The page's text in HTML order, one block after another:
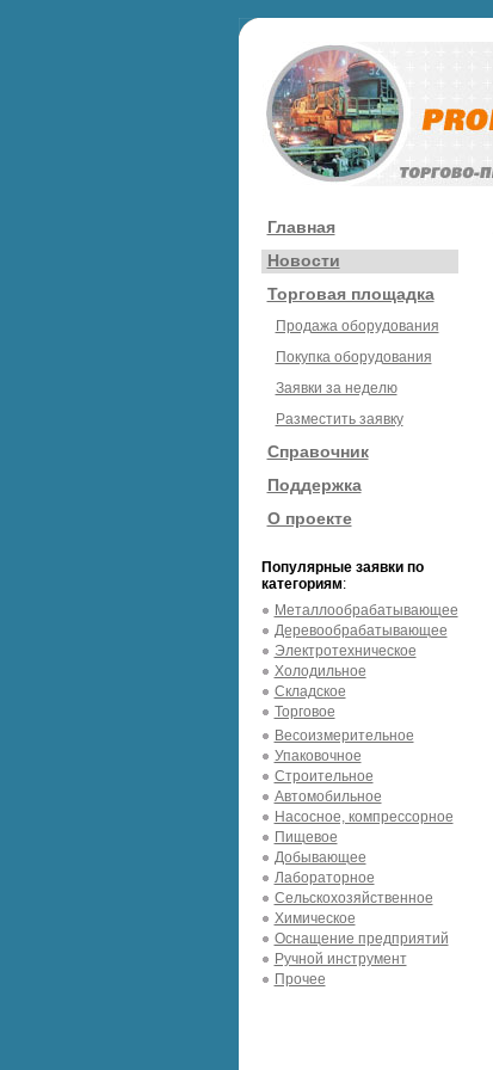
Главная
Новости
Торговая площадка
Продажа оборудования
Покупка оборудования
Заявки за неделю
Разместить заявку
Справочник
Поддержка
О проекте
Популярные заявки по
категориям:
Металлообрабатывающее
Деревообрабатывающее
Электротехническое
Холодильное
Складское
Торговое
Весоизмерительное
Упаковочное
Строительное
Автомобильное
Насосное, компрессорное
Пищевое
Добывающее
Лабораторное
Сельскохозяйственное
Химическое
Оснащение предприятий
Ручной инструмент
Прочее